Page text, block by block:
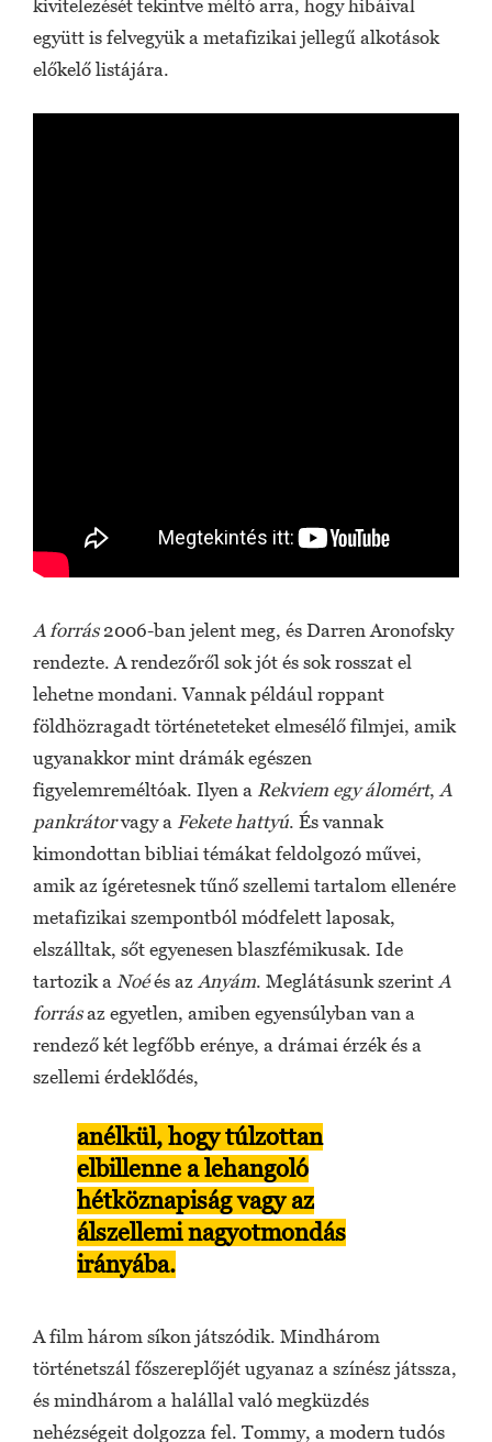
kivitelezését tekintve méltó arra, hogy hibáival
együtt is felvegyük a metafizikai jellegű alkotások
előkelő listájára.
A forrás2006-ban jelent meg, és Darren Aronofsky
rendezte. A rendezőről sok jót és sok rosszat el
lehetne mondani. Vannak például roppant
földhözragadt történeteteket elmesélő filmjei, amik
ugyanakkor mint drámák egészen
figyelemreméltóak. Ilyen a Rekviem egy álomért,A
pankrátorvagy a Fekete hattyú. És vannak
kimondottan bibliai témákat feldolgozó művei,
amik az ígéretesnek tűnő szellemi tartalom ellenére
metafizikai szempontból módfelett laposak,
elszálltak, sőt egyenesen blaszfémikusak. Ide
tartozik a Noéés azAnyám. Meglátásunk szerintA
forrásaz egyetlen, amiben egyensúlyban van a
rendező két legfőbb erénye, a drámai érzék és a
szellemi érdeklődés,
anélkül, hogy túlzottan
elbillenne a lehangoló
hétköznapiság vagy az
álszellemi nagyotmondás
irányába.
A film három síkon játszódik. Mindhárom
történetszál főszereplőjét ugyanaz a színész játssza,
és mindhárom a halállal való megküzdés
nehézségeit dolgozza fel. Tommy, a modern tudós